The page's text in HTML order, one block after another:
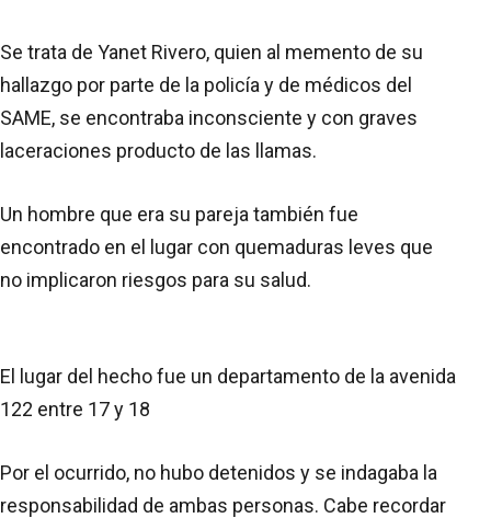
Se trata de Yanet Rivero, quien al memento de su
hallazgo por parte de la policía y de médicos del
SAME, se encontraba inconsciente y con graves
laceraciones producto de las llamas.
Un hombre que era su pareja también fue
encontrado en el lugar con quemaduras leves que
no implicaron riesgos para su salud.
El lugar del hecho fue un departamento de la avenida
122 entre 17 y 18
Por el ocurrido, no hubo detenidos y se indagaba la
responsabilidad de ambas personas. Cabe recordar